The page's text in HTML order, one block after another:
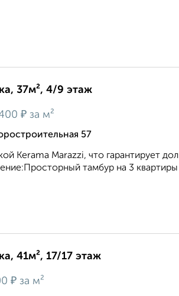
37м², 4/9 этаж
₽ за м²
57
Kerama Marazzi, что гарантирует
тамбур на 3
41м², 17/17 этаж
₽ за м²